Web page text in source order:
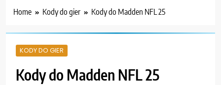
Home Kody do gier Kody do Madden NFL 25
KODY DO GIER
Kody do Madden NFL 25